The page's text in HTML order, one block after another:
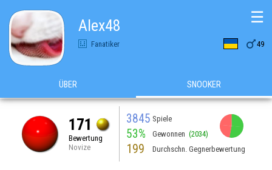
Alex48
Fanatiker 49
☰
ÜBER SNOOKER
171
Bewertung
Novize
3845 Spiele
53% Gewonnen (2034)
199 Durchschn. Gegnerbewertung